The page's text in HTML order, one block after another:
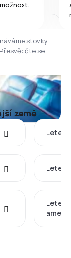
stovky
se
země